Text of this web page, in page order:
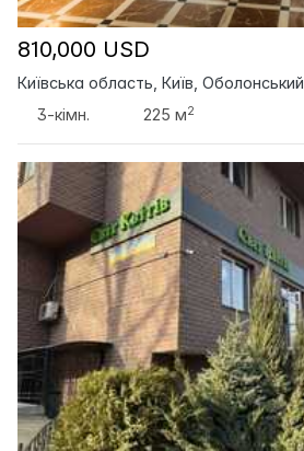
810,000 USD
Київська область, Київ, Оболонський
3-кімн.
225 м2